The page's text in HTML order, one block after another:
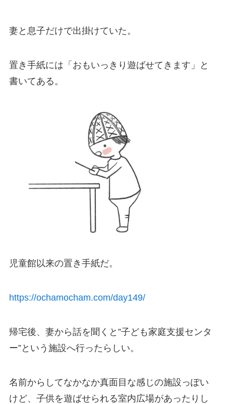
妻と息子だけで出掛けていた。
置き手紙には「おもいっきり遊ばせてきます」と
書いてある。
児童館以来の置き手紙だ。
https://ochamocham.com/day149/
帰宅後、妻から話を聞くと”子ども家庭支援センタ
ー”という施設へ行ったらしい。
名前からしてなかなか真面目な感じの施設っぽい
けど、子供を遊ばせられる室内広場があったりし